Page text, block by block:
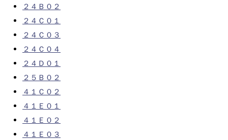
２４Ｂ０２
２４Ｃ０１
２４Ｃ０３
２４Ｃ０４
２４Ｄ０１
２５Ｂ０２
４１Ｃ０２
４１Ｅ０１
４１Ｅ０２
４１Ｅ０３